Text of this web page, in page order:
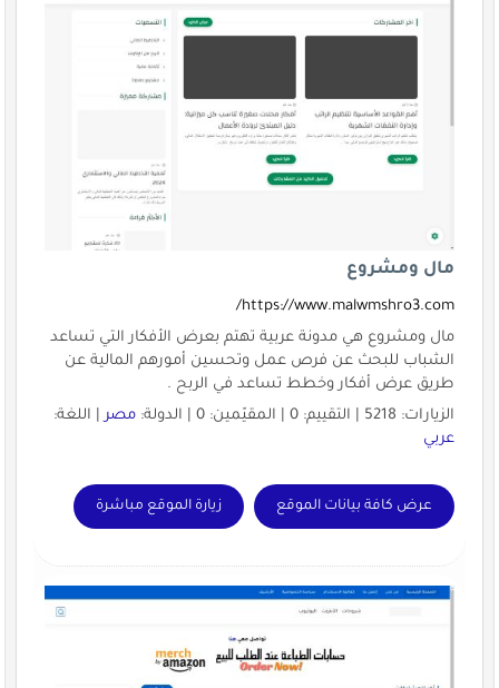
مال ومشروع
https://www.malwmshro3.com/
مال ومشروع هي مدونة عربية تهتم بعرض الأفكار التي تساعد
الشباب للبحث عن فرص عمل وتحسين أمورهم المالية عن
طريق عرض أفكار وخطط تساعد في الربح .
الزيارات: 5218 | التقييم: 0 | المقيّمين: 0 | الدولة:
مصر| اللغة:
عربي
عرض كافة بيانات الموقع زيارة الموقع مباشرة